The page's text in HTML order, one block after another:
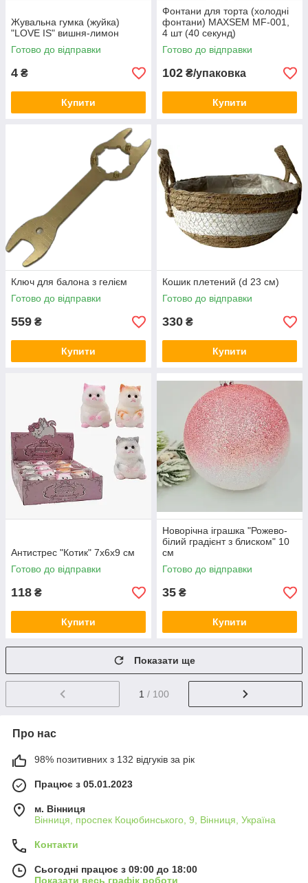
Жувальна гумка (жуйка)
"LOVE IS" вишня-лимон
Готово до відправки
4 ₴
Купити
Фонтани для торта (холодні
фонтани) MAXSEM MF-001,
4 шт (40 секунд)
Готово до відправки
102 ₴/упаковка
Купити
Ключ для балона з гелієм
Готово до відправки
559 ₴
Купити
Кошик плетений (d 23 см)
Готово до відправки
330 ₴
Купити
Антистрес "Котик" 7х6х9 см
Готово до відправки
118 ₴
Купити
Новорічна іграшка "Рожево-
білий градієнт з блиском" 10
см
Готово до відправки
35 ₴
Купити
Показати ще
1 / 100
Про нас
98% позитивних з 132 відгуків за рік
Працює з 05.01.2023
м. Вінниця
Вінниця, проспек Коцюбинського, 9, Вінниця, Україна
Контакти
Сьогодні працює з 09:00 до 18:00
Показати весь графік роботи